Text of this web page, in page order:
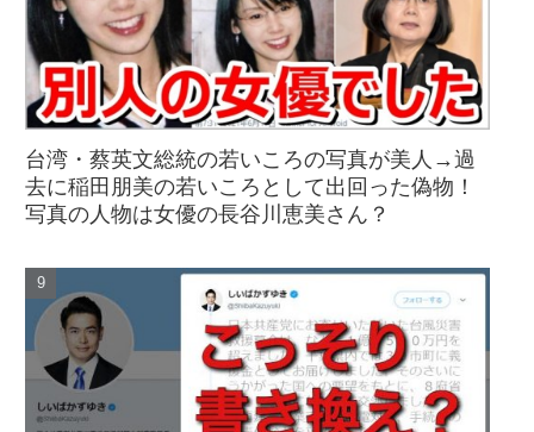
台湾・蔡英文総統の若いころの写真が美人→過
去に稲田朋美の若いころとして出回った偽物！
写真の人物は女優の長谷川恵美さん？